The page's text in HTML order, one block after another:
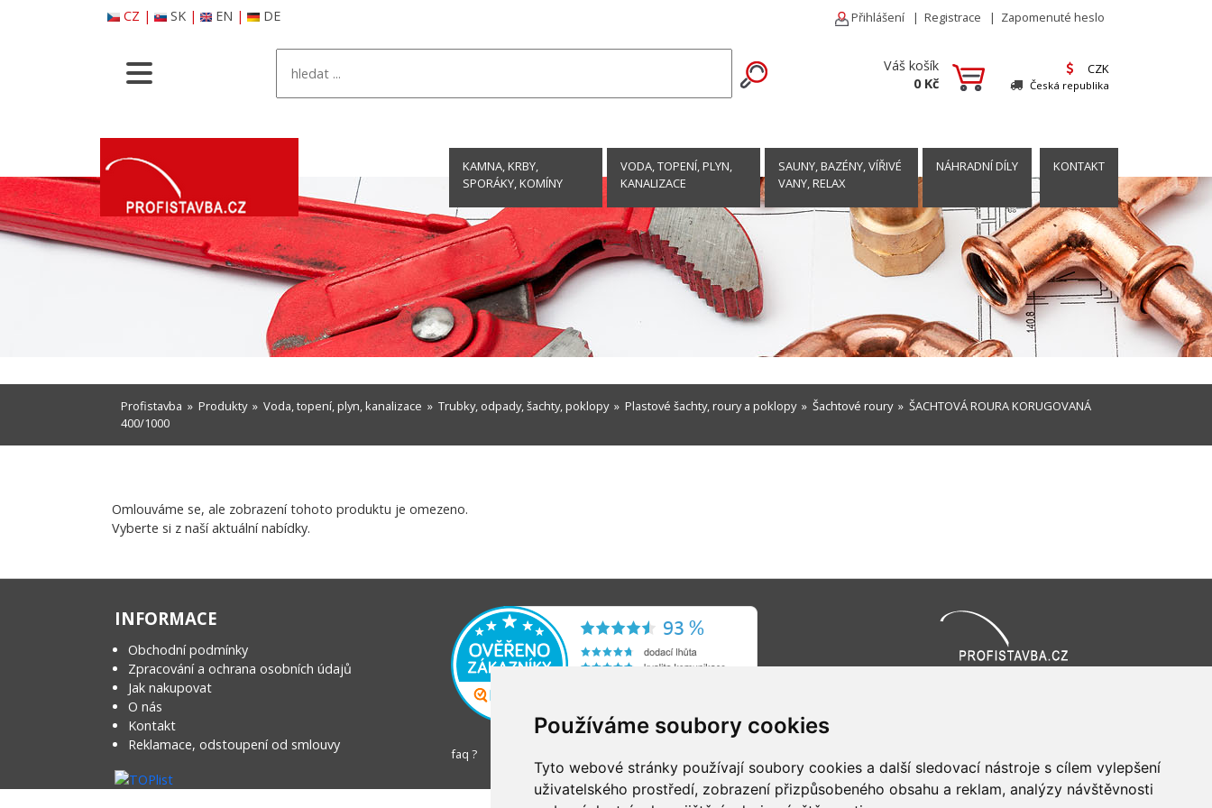
Používáme soubory cookies
Tyto webové stránky používají soubory cookies a další sledovací nástroje s cílem vylepšení
uživatelského prostředí, zobrazení přizpůsobeného obsahu a reklam, analýzy návštěvnosti
CZ | SK| EN | DE Přihlášení | Registrace | Zapomenuté heslo
Váš košík
0 Kč
CZK
Česká republika
KAMNA, KRBY,
SPORÁKY, KOMÍNY
VODA, TOPENÍ, PLYN,
KANALIZACE
SAUNY, BAZÉNY, VÍŘIVÉ
VANY, RELAX
NÁHRADNÍ DÍLY KONTAKT
Profistavba » Produkty» Voda, topení, plyn, kanalizace » Trubky, odpady, šachty, poklopy» Plastové šachty, roury a poklopy» Šachtové roury» ŠACHTOVÁ ROURA KORUGOVANÁ
400/1000
Omlouváme se, ale zobrazení tohoto produktu je omezeno.
Vyberte si z naší aktuální nabídky.
INFORMACE
Obchodní podmínky
Zpracování a ochrana osobních údajů
Jak nakupovat
O nás
Kontakt
Reklamace, odstoupení od smlouvy
faq ?